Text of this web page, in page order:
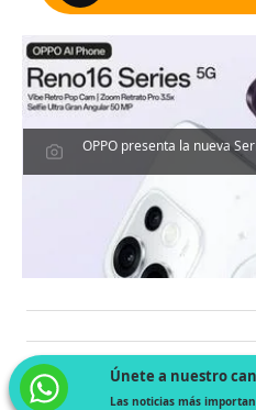
OPPO presenta la nueva
Únete a nuestro
Las noticias más